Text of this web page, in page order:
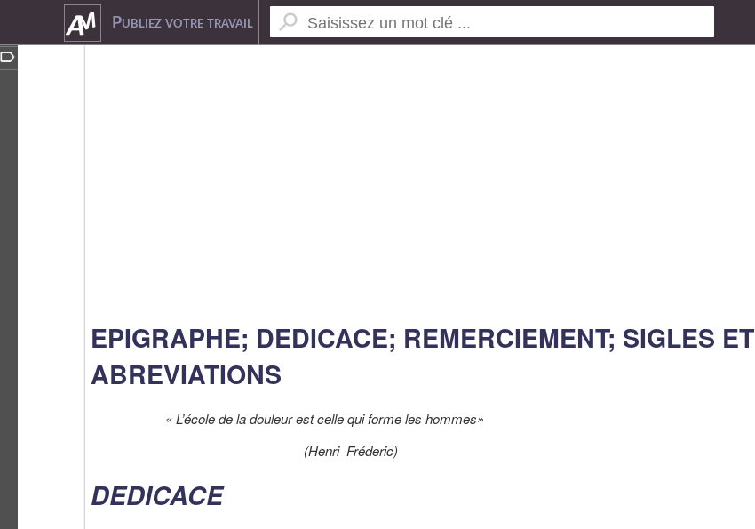
Publiez votre travail
EPIGRAPHE; DEDICACE; REMERCIEMENT; SIGLES ET
ABREVIATIONS
« L’école de la douleur est celle qui forme les hommes»
(Henri Fréderic)
DEDICACE